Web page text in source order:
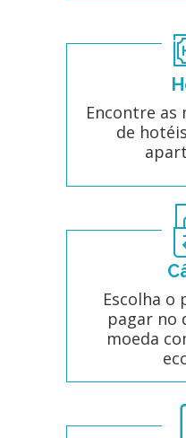
Encontre as
de
Escolha o
pagar no
moeda